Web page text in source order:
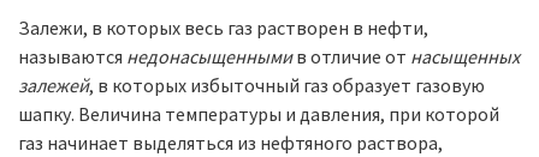
Залежи, в которых весь газ растворен в нефти,
называются недонасыщеннымив отличие от насыщенных
залежей, в которых избыточный газ образует газовую
шапку. Величина температуры и давления, при которой
газ начинает выделяться из нефтяного раствора,